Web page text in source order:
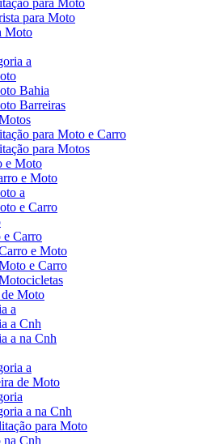
para Moto
Moto
a
Bahia
Barreiras
para Moto e Carro
para Motos
e Moto
e Moto
a
e Carro
Carro
e Moto
e Carro
Moto
a
a Cnh
a na Cnh
a
de Moto
a na Cnh
para Moto
na Cnh